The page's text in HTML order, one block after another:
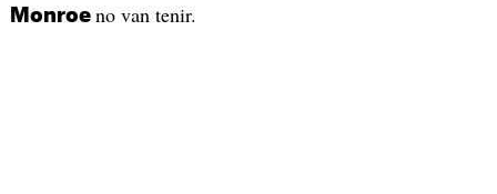
Monroe no van tenir.